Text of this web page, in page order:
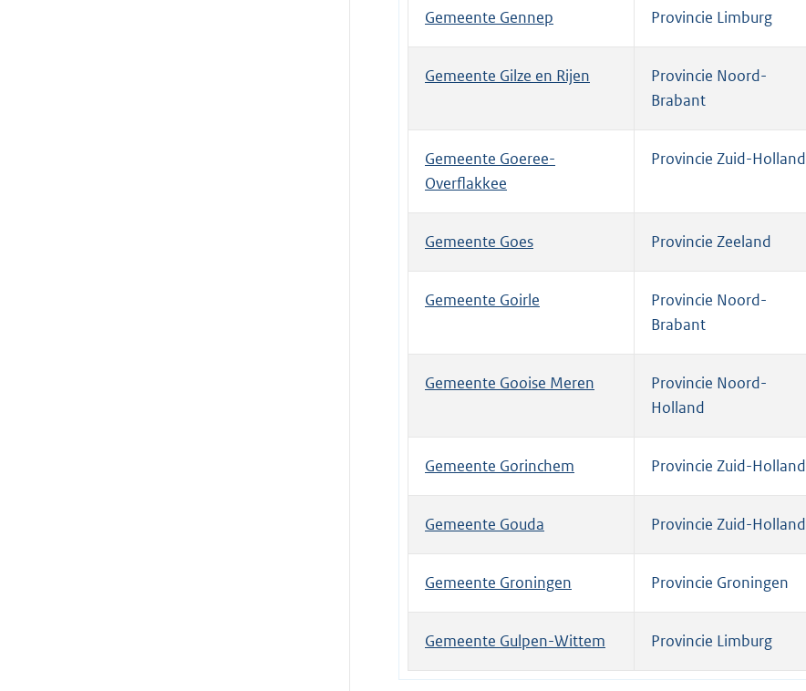
Gemeente Gennep Provincie Limburg
Gemeente Gilze en Rijen
Provincie Noord-
Brabant
Gemeente Goeree-
Overflakkee
Provincie Zuid-Holland
Gemeente Goes Provincie Zeeland
Gemeente Goirle
Provincie Noord-
Brabant
Gemeente Gooise Meren
Provincie Noord-
Holland
Gemeente Gorinchem Provincie Zuid-Holland
Gemeente Gouda Provincie Zuid-Holland
Gemeente Groningen Provincie Groningen
Gemeente Gulpen-Wittem Provincie Limburg